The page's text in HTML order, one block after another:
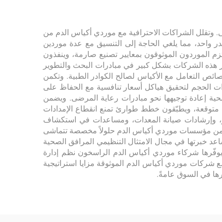
وتقلل الشراكات الاحترافية مع موردي أكياس الدم من
واحد، مما يلغي الحاجة إلى التنسيق مع عدة موردين
الموردون الموثوقون بمعايير تصنيع صارمة، وينفذون
هذه الشركات بشكل كبير في مبادرات البحث والتطوير
التعامل مع الأكياس لصالح الكوادر الطبية. وتكمن
الحجم لتحقيق هياكل أسعار تنافسية مع الحفاظ على
إعادة توجيهها نحو مبادرات رعاية المرضى. ويضمن
ويطبّقون خطط طوارئ تمنع انقطاع الإمدادات
وإرشادات صيانة المعدات، ومساعدات في استكشاف
من مؤسسات موردي أكياس الدم حلولاً مخصصة تتماشى
خبرتها في مجال الامتثال التنظيمي المرافق الصحية
يوفّرها شركاء موردي أكياس الدم الراسخون نظم إدارة
شركات موردي أكياس الدم الموثوقة مزايا استراتيجية
في السوق عامةً.